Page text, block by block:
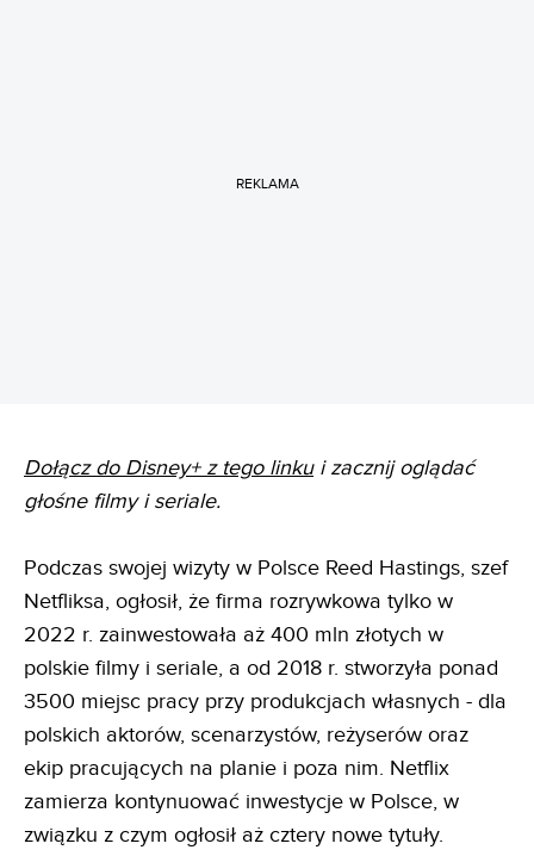
REKLAMA
Dołącz do Disney+ z tego linkui zacznij oglądać
głośne filmy i seriale.
Podczas swojej wizyty w Polsce Reed Hastings, szef
Netfliksa, ogłosił, że firma rozrywkowa tylko w
2022 r. zainwestowała aż 400 mln złotych w
polskie filmy i seriale, a od 2018 r. stworzyła ponad
3500 miejsc pracy przy produkcjach własnych - dla
polskich aktorów, scenarzystów, reżyserów oraz
ekip pracujących na planie i poza nim. Netflix
zamierza kontynuować inwestycje w Polsce, w
związku z czym ogłosił aż cztery nowe tytuły.